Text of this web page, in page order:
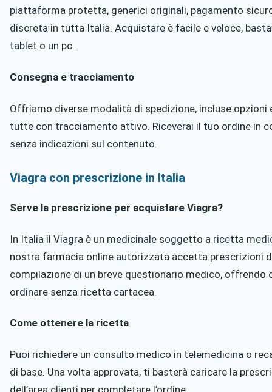
piattaforma protetta, generici originali, pagamento
discreta in tutta Italia. Acquistare è facile e veloce,
tablet o un pc.
Consegna e tracciamento
Offriamo diverse modalità di spedizione, incluse opzioni
tutte con tracciamento attivo. Riceverai il tuo ordine in
senza indicazioni sul contenuto.
Viagra con prescrizione in Italia
Serve la prescrizione per acquistare Viagra?
In Italia il Viagra è un medicinale soggetto a ricetta
nostra farmacia online autorizzata accetta prescrizioni
compilazione di un breve questionario medico, offrendo
ordinare senza ricetta cartacea.
Come ottenere la ricetta
Puoi richiedere un consulto medico in telemedicina o
di base. Una volta approvata, ti basterà caricare la
dell’area clienti per completare l’ordine.